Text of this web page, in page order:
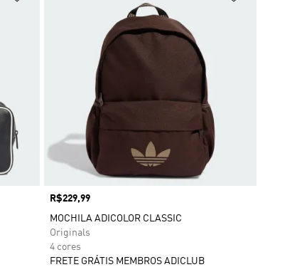
Preço
R$229,99
MOCHILA ADICOLOR CLASSIC
Originals
4 cores
FRETE GRÁTIS MEMBROS ADICLUB